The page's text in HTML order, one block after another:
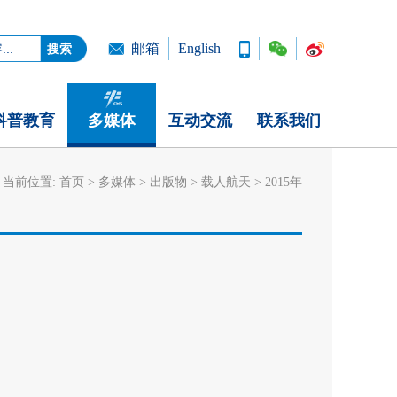
邮箱 English
普教育 多媒体 互动交流 联系我们
当前位置: 首页 > 多媒体 > 出版物 > 载人航天 > 2015年